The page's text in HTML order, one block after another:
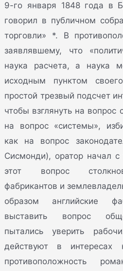
9-го января 1848 года в
говорил в публичном
торговли» *. В
заявлявшему, что
наука расчета, а наука
исходным пунктом
простой трезвый подсчет
чтобы взглянуть на вопрос
на вопрос «системы»,
как на вопрос
Сисмонди), оратор начал с
этот вопрос
фабрикантов и
образом английские
выставить вопрос
пытались уверить
действуют в интересах
противоположность